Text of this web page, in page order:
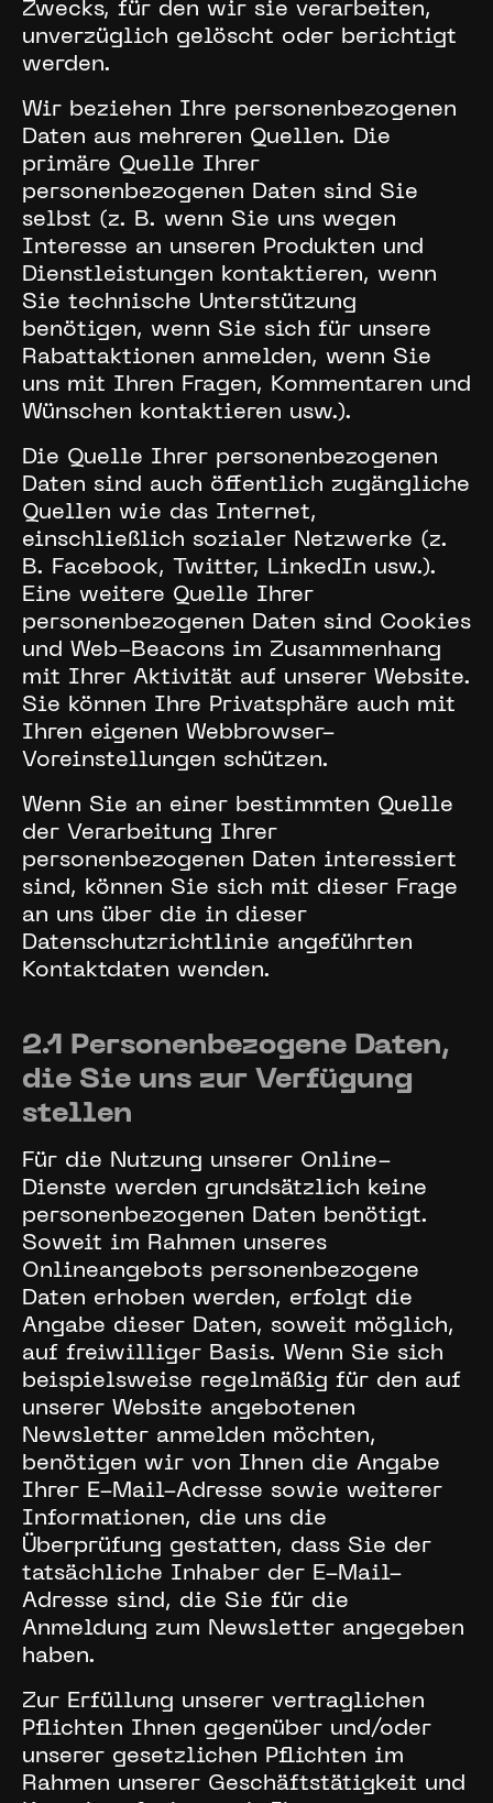
Zwecks, für den wir sie verarbeiten,
unverzüglich gelöscht oder berichtigt
werden.
Wir beziehen Ihre personenbezogenen
Daten aus mehreren Quellen. Die
primäre Quelle Ihrer
personenbezogenen Daten sind Sie
selbst (z. B. wenn Sie uns wegen
Interesse an unseren Produkten und
Dienstleistungen kontaktieren, wenn
Sie technische Unterstützung
benötigen, wenn Sie sich für unsere
Rabattaktionen anmelden, wenn Sie
uns mit Ihren Fragen, Kommentaren und
Wünschen kontaktieren usw.).
Die Quelle Ihrer personenbezogenen
Daten sind auch öffentlich zugängliche
Quellen wie das Internet,
einschließlich sozialer Netzwerke (z.
B. Facebook, Twitter, LinkedIn usw.).
Eine weitere Quelle Ihrer
personenbezogenen Daten sind Cookies
und Web-Beacons im Zusammenhang
mit Ihrer Aktivität auf unserer Website.
Sie können Ihre Privatsphäre auch mit
Ihren eigenen Webbrowser-
Voreinstellungen schützen.
Wenn Sie an einer bestimmten Quelle
der Verarbeitung Ihrer
personenbezogenen Daten interessiert
sind, können Sie sich mit dieser Frage
an uns über die in dieser
Datenschutzrichtlinie angeführten
Kontaktdaten wenden.
2.1 Personenbezogene Daten,
die Sie uns zur Verfügung
stellen
Für die Nutzung unserer Online-
Dienste werden grundsätzlich keine
personenbezogenen Daten benötigt.
Soweit im Rahmen unseres
Onlineangebots personenbezogene
Daten erhoben werden, erfolgt die
Angabe dieser Daten, soweit möglich,
auf freiwilliger Basis. Wenn Sie sich
beispielsweise regelmäßig für den auf
unserer Website angebotenen
Newsletter anmelden möchten,
benötigen wir von Ihnen die Angabe
Ihrer E-Mail-Adresse sowie weiterer
Informationen, die uns die
Überprüfung gestatten, dass Sie der
tatsächliche Inhaber der E-Mail-
Adresse sind, die Sie für die
Anmeldung zum Newsletter angegeben
haben.
Zur Erfüllung unserer vertraglichen
Pflichten Ihnen gegenüber und/oder
unserer gesetzlichen Pflichten im
Rahmen unserer Geschäftstätigkeit und